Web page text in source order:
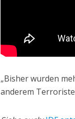
„Bisher wurden
anderem